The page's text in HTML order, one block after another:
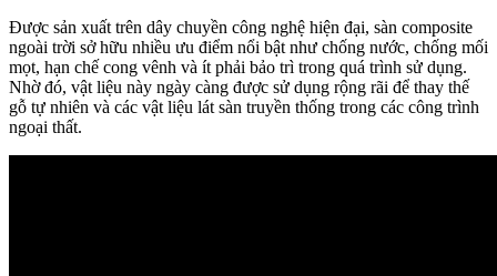
Được sản xuất trên dây chuyền công nghệ hiện đại, sàn composite
ngoài trời sở hữu nhiều ưu điểm nổi bật như chống nước, chống mối
mọt, hạn chế cong vênh và ít phải bảo trì trong quá trình sử dụng.
Nhờ đó, vật liệu này ngày càng được sử dụng rộng rãi để thay thế
gỗ tự nhiên và các vật liệu lát sàn truyền thống trong các công trình
ngoại thất.